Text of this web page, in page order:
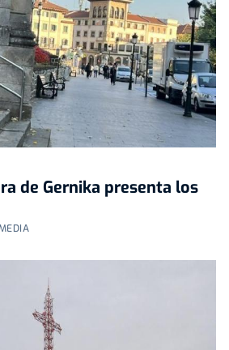
de Gernika presenta los